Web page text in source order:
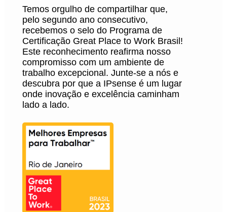
Temos orgulho de compartilhar que,
pelo segundo ano consecutivo,
recebemos o selo do Programa de
Certificação Great Place to Work Brasil!
Este reconhecimento reafirma nosso
compromisso com um ambiente de
trabalho excepcional. Junte-se a nós e
descubra por que a IPsense é um lugar
onde inovação e excelência caminham
lado a lado.